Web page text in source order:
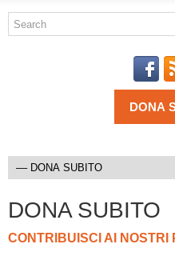
DONA SUBITO
CONTRIBUISCI AI NOSTRI